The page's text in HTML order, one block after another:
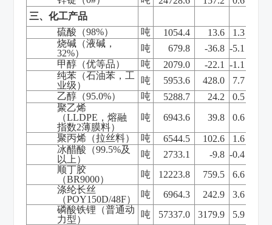
三、化工产品
硫酸（98%） 吨 1054.4 13.6
1.3
烧碱（液碱，
32%） 吨 679.8 -36.8 -5.1
甲醇（优等品）
吨 2079.0 -22.1
-1.1
纯苯（石油苯，工
业级）
吨 5953.6 428.0
7.7
乙醇（95.0%） 吨 5288.7 24.2
0.5
聚乙烯
（LLDPE ，熔融
指数2薄膜料）
吨 6943.6 39.8
0.6
聚丙烯（拉丝料）
吨 6544.5 102.6
1.6
冰醋酸（99.5%及
以上）
吨 2733.1 -9.8 -0.4
顺丁胶
（BR9000） 吨 12223.8 759.5
6.6
涤纶长丝
（POY150D/48F） 吨 6964.3 242.9
3.6
磷酸铁锂（普通动
力型）
吨 57337.0 3179.9
5.9